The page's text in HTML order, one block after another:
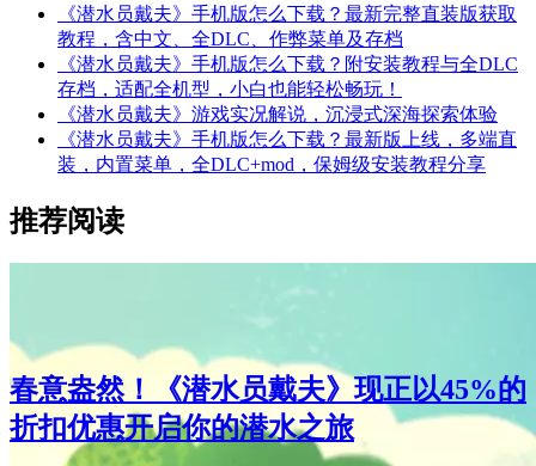
《潜水员戴夫》手机版怎么下载？最新完整直装版获取
教程，含中文、全DLC、作弊菜单及存档
《潜水员戴夫》手机版怎么下载？附安装教程与全DLC
存档，适配全机型，小白也能轻松畅玩！
《潜水员戴夫》游戏实况解说，沉浸式深海探索体验
《潜水员戴夫》手机版怎么下载？最新版上线，多端直
装，内置菜单，全DLC+mod，保姆级安装教程分享
推荐阅读
春意盎然！《潜水员戴夫》现正以45%的
折扣优惠开启你的潜水之旅